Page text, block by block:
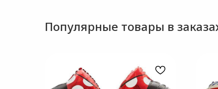
Популярные товары в